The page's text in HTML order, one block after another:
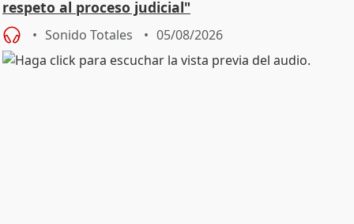
respeto al proceso judicial"
Sonido Totales 05/08/2026